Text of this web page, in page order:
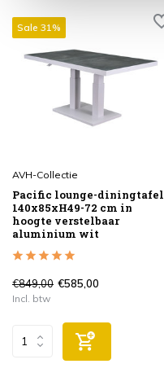
Sale 31%
AVH-Collectie
Pacific lounge-diningtafel
140x85xH49-72 cm in
hoogte verstelbaar
aluminium wit
€849,00 €585,00
Incl. btw